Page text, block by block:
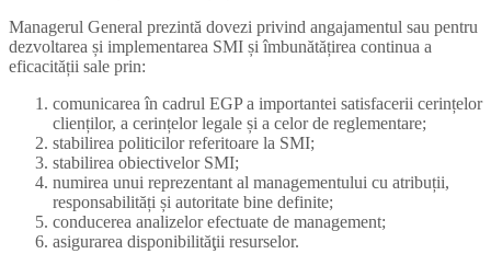
Managerul General prezintă dovezi privind angajamentul sau pentru
dezvoltarea și implementarea SMI și îmbunătățirea continua a
eficacității sale prin:
comunicarea în cadrul EGP a importantei satisfacerii cerințelor
clienților, a cerințelor legale și a celor de reglementare;
stabilirea politicilor referitoare la SMI;
stabilirea obiectivelor SMI;
numirea unui reprezentant al managementului cu atribuții,
responsabilități și autoritate bine definite;
conducerea analizelor efectuate de management;
asigurarea disponibilităţii resurselor.